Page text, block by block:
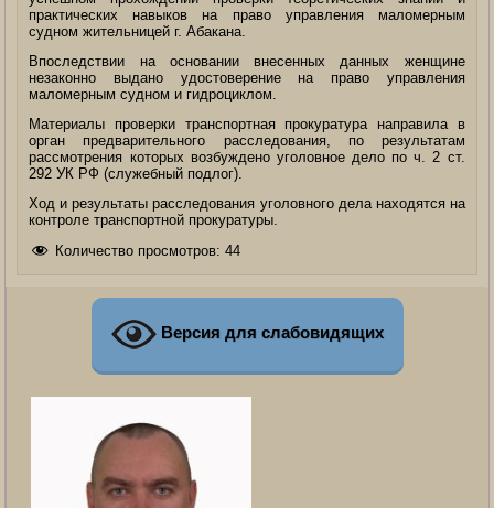
практических навыков на право управления маломерным
судном жительницей г. Абакана.
Впоследствии на основании внесенных данных женщине
незаконно выдано удостоверение на право управления
маломерным судном и гидроциклом.
Материалы проверки транспортная прокуратура направила в
орган предварительного расследования, по результатам
рассмотрения которых возбуждено уголовное дело по ч. 2 ст.
292 УК РФ (служебный подлог).
Ход и результаты расследования уголовного дела находятся на
контроле транспортной прокуратуры.
Количество просмотров: 44
Версия для слабовидящих